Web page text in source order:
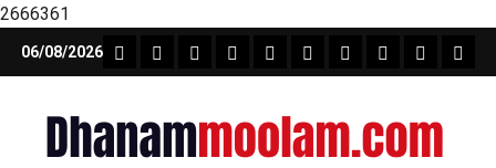
2666361
Skip
06/08/2026 FEATURE NEWS
FINICAL PLANNING
MARKET
INVESTMENTS
NEWSINSURANCE
MUTUAL
MONEY
BOOKS